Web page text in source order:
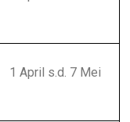
1 April s.d. 7 Mei